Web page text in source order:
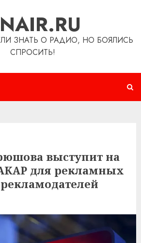
ЗНАТЬ О РАДИО, НО БОЯЛИСЬ
СПРОСИТЬ!
выступит на
для рекламных